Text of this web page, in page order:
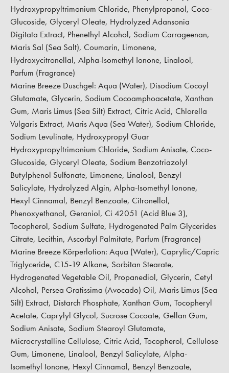
Hydroxypropyltrimonium Chloride, Phenylpropanol, Coco-
Glucoside, Glyceryl Oleate, Hydrolyzed Adansonia
Digitata Extract, Phenethyl Alcohol, Sodium Carrageenan,
Maris Sal (Sea Salt), Coumarin, Limonene,
Hydroxycitronellal, Alpha-Isomethyl Ionone, Linalool,
Parfum (Fragrance)
Marine Breeze Duschgel: Aqua (Water), Disodium Cocoyl
Glutamate, Glycerin, Sodium Cocoamphoacetate, Xanthan
Gum, Maris Limus (Sea Silt) Extract, Citric Acid, Chlorella
Vulgaris Extract, Maris Aqua (Sea Water), Sodium Chloride,
Sodium Levulinate, Hydroxypropyl Guar
Hydroxypropyltrimonium Chloride, Sodium Anisate, Coco-
Glucoside, Glyceryl Oleate, Sodium Benzotriazolyl
Butylphenol Sulfonate, Limonene, Linalool, Benzyl
Salicylate, Hydrolyzed Algin, Alpha-Isomethyl Ionone,
Hexyl Cinnamal, Benzyl Benzoate, Citronellol,
Phenoxyethanol, Geraniol, Ci 42051 (Acid Blue 3),
Tocopherol, Sodium Sulfate, Hydrogenated Palm Glycerides
Citrate, Lecithin, Ascorbyl Palmitate, Parfum (Fragrance)
Marine Breeze Körperlotion: Aqua (Water), Caprylic/Capric
Triglyceride, C15-19 Alkane, Sorbitan Stearate,
Hydrogenated Vegetable Oil, Propanediol, Glycerin, Cetyl
Alcohol, Persea Gratissima (Avocado) Oil, Maris Limus (Sea
Silt) Extract, Distarch Phosphate, Xanthan Gum, Tocopheryl
Acetate, Caprylyl Glycol, Sucrose Cocoate, Gellan Gum,
Sodium Anisate, Sodium Stearoyl Glutamate,
Microcrystalline Cellulose, Citric Acid, Tocopherol, Cellulose
Gum, Limonene, Linalool, Benzyl Salicylate, Alpha-
Isomethyl Ionone, Hexyl Cinnamal, Benzyl Benzoate,